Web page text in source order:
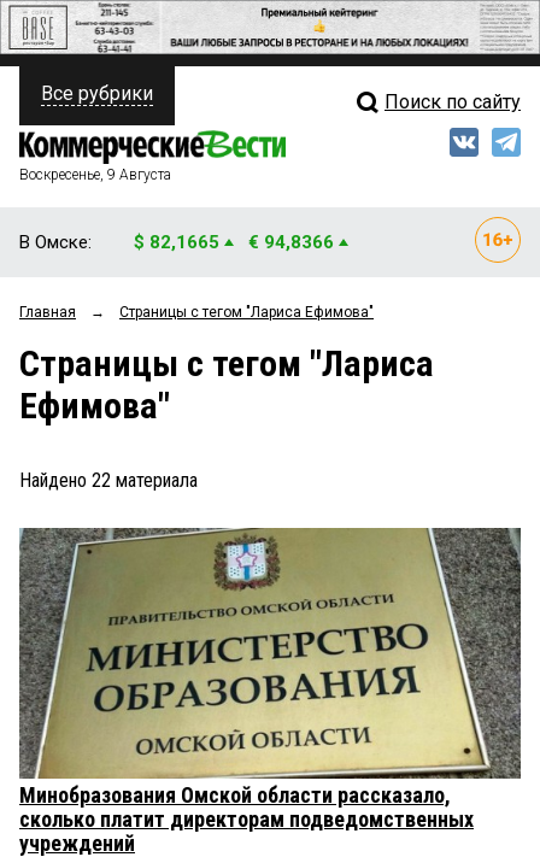
ПОЛИТИКА
ФИНАНСЫ
ОБЩЕСТВО
ЗАКОН
НОВОСТИ КОМПАНИЙ
ПРОИСШЕСТВИЯ
СТИЛЬ ЖИЗНИ
Свежий выпуск
Мнения
Рейтинги
Все рубрики Поиск по сайту
Воскресенье, 9 Августа
В Омске: $ 82,1665 € 94,8366
Главная → Страницы c тегом "Лариса Ефимова"
Страницы c тегом "Лариса
Ефимова"
Найдено 22 материала
Минобразования Омской области рассказало,
сколько платит директорам подведомственных
учреждений